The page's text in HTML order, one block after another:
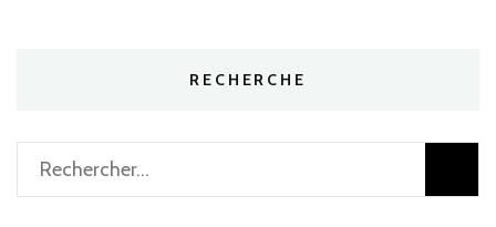
RECHERCHE
Rechercher :